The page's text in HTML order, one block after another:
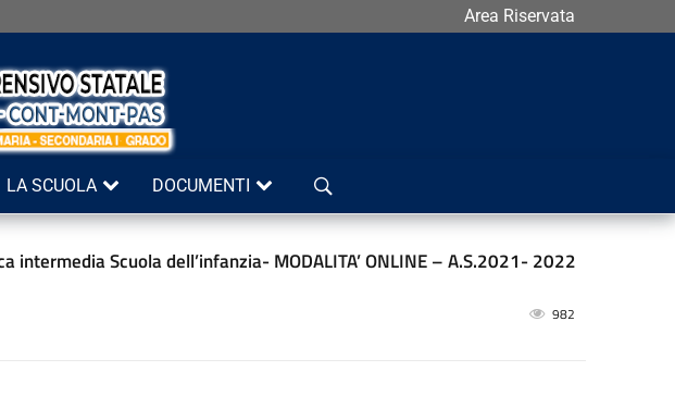
Area Riservata
Cerca
LA SCUOLA DOCUMENTI
Scuola dell’infanzia- MODALITA’ ONLINE – A.S.2021- 2022
982